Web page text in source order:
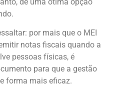
por mais que o MEI
notas fiscais quando a
pessoas físicas, é
para que a gestão
forma mais eficaz.